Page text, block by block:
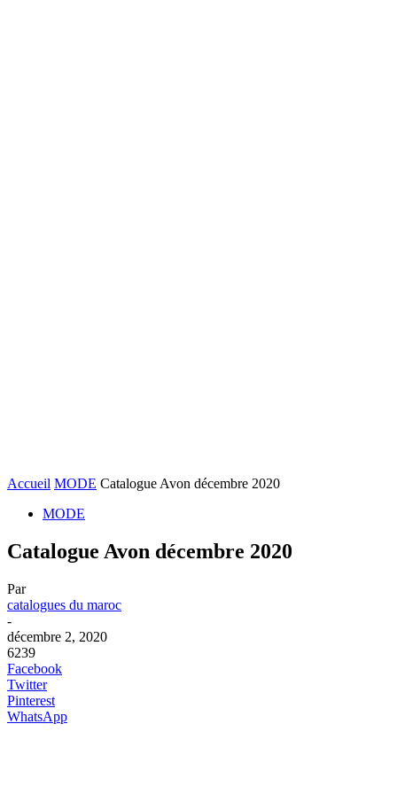
Accueil MODE Catalogue Avon décembre 2020
MODE
Catalogue Avon décembre 2020
Par
catalogues du maroc
-
décembre 2, 2020
6239
Facebook
Twitter
Pinterest
WhatsApp